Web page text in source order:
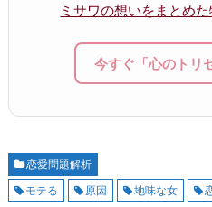
ミサワの想いをまとめ
今すぐ「心のトリ
恋愛問題解析
モテる
原因 地味な女